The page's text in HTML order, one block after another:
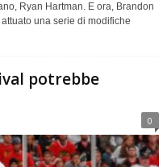
Ryan Hartman. E ora, Brandon
una serie di modifiche
potrebbe
0